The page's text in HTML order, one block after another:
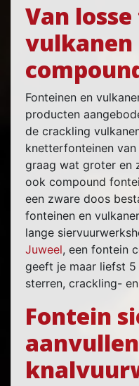
Van
Fonteinen en
producten
de crackling
knetterfonteinen
graag wat groter en
ook compound
een zware doos
fonteinen en
lange
Juweel, een fontein
geeft je maar liefst
sterren, crackling-
Fontein